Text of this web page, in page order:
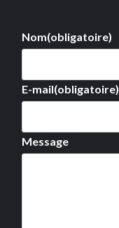
Nom(obligatoire)
E-mail(obligatoire)
Message